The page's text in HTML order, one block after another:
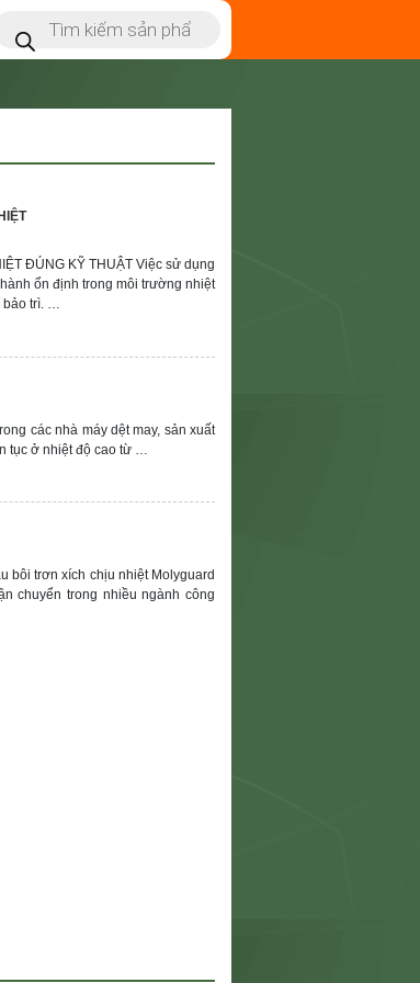
ĐÚNG KỸ THUẬT Việc sử dụng
ổn định trong môi trường nhiệt
bảo trì. …
các nhà máy dệt may, sản xuất
tục ở nhiệt độ cao từ …
bôi trơn xích chịu nhiệt Molyguard
chuyển trong nhiều ngành công